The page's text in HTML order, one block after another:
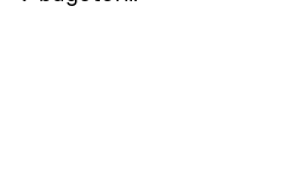
Sledujte prima+